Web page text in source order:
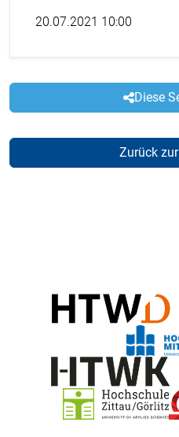
20.07.2021 10:00
Diese
Zurück